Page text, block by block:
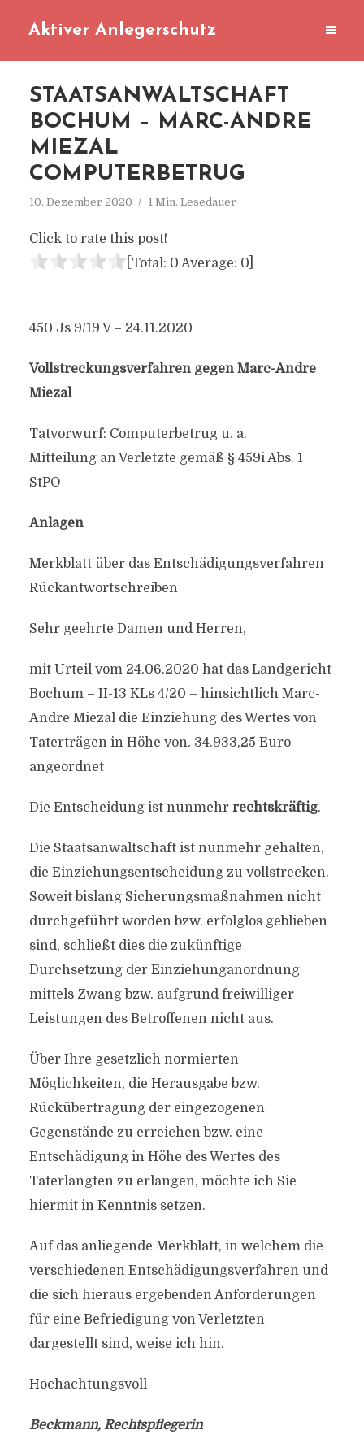
Aktiver Anlegerschutz
STAATSANWALTSCHAFT
BOCHUM – MARC-ANDRE
MIEZAL
COMPUTERBETRUG
10. Dezember 2020 1 Min. Lesedauer
Click to rate this post!
[Total: 0 Average: 0]
450 Js 9/19 V – 24.11.2020
Vollstreckungsverfahren gegen Marc-Andre
Miezal
Tatvorwurf: Computerbetrug u. a.
Mitteilung an Verletzte gemäß § 459i Abs. 1
StPO
Anlagen
Merkblatt über das Entschädigungsverfahren
Rückantwortschreiben
Sehr geehrte Damen und Herren,
mit Urteil vom 24.06.2020 hat das Landgericht
Bochum – II-13 KLs 4/20 – hinsichtlich Marc-
Andre Miezal die Einziehung des Wertes von
Taterträgen in Höhe von. 34.933,25 Euro
angeordnet
Die Entscheidung ist nunmehr rechtskräftig.
Die Staatsanwaltschaft ist nunmehr gehalten,
die Einziehungsentscheidung zu vollstrecken.
Soweit bislang Sicherungsmaßnahmen nicht
durchgeführt worden bzw. erfolglos geblieben
sind, schließt dies die zukünftige
Durchsetzung der Einziehunganordnung
mittels Zwang bzw. aufgrund freiwilliger
Leistungen des Betroffenen nicht aus.
Über Ihre gesetzlich normierten
Möglichkeiten, die Herausgabe bzw.
Rückübertragung der eingezogenen
Gegenstände zu erreichen bzw. eine
Entschädigung in Höhe des Wertes des
Taterlangten zu erlangen, möchte ich Sie
hiermit in Kenntnis setzen.
Auf das anliegende Merkblatt, in welchem die
verschiedenen Entschädigungsverfahren und
die sich hieraus ergebenden Anforderungen
für eine Befriedigung von Verletzten
dargestellt sind, weise ich hin.
Hochachtungsvoll
Beckmann, Rechtspflegerin